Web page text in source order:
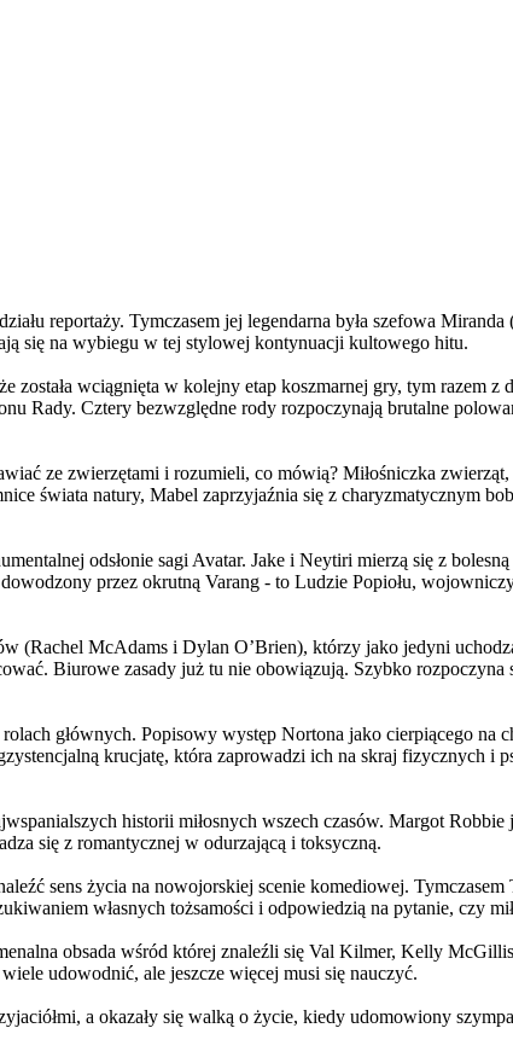
reportaży. Tymczasem jej legendarna była szefowa
się na wybiegu w tej stylowej kontynuacji kultowego hitu.
wciągnięta w kolejny etap koszmarnej gry, tym razem
Rady. Cztery bezwzględne rody rozpoczynają brutalne
ze zwierzętami i rozumieli, co mówią? Miłośniczka
świata natury, Mabel zaprzyjaźnia się z charyzmatycznym
odsłonie sagi Avatar. Jake i Neytiri mierzą się z
przez okrutną Varang - to Ludzie Popiołu,
(Rachel McAdams i Dylan O’Brien), którzy jako jedyni
Biurowe zasady już tu nie obowiązują. Szybko rozpoczyna
głównych. Popisowy występ Nortona jako cierpiącego na
krucjatę, która zaprowadzi ich na skraj fizycznych i
historii miłosnych wszech czasów. Margot
się z romantycznej w odurzającą i toksyczną.
sens życia na nowojorskiej scenie komediowej.
własnych tożsamości i odpowiedzią na pytanie, czy
obsada wśród której znaleźli się Val Kilmer, Kelly
udowodnić, ale jeszcze więcej musi się nauczyć.
a okazały się walką o życie, kiedy udomowiony